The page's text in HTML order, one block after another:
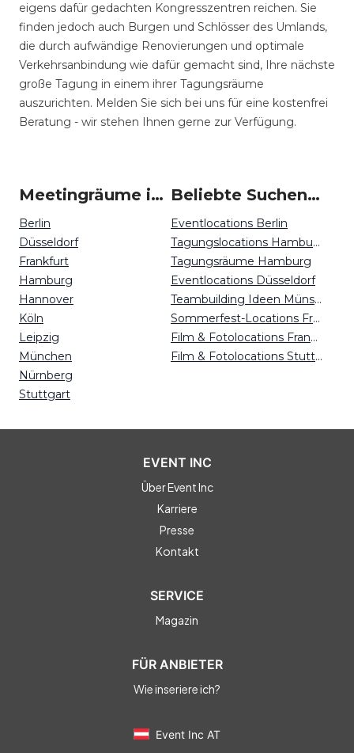
eigens dafür gedachten Kongresszentren reichen. Sie
finden jedoch auch Burgen und Schlösser des Umlands,
die durch aufwändige Renovierungen und optimale
Verkehrsanbindung wie dafür gemacht sind, Ihre nächste
große Tagung in einem ihrer Tagungsräume
auszurichten. Melden Sie sich bei uns für eine kostenfrei
Beratung - wir stehen Ihnen gerne zur Verfügung.
Meetingräume in Deutschland
Berlin
Düsseldorf
Frankfurt
Hamburg
Hannover
Köln
Leipzig
München
Nürnberg
Stuttgart
Beliebte Suchen auf Event Inc
Eventlocations Berlin
Tagungslocations Hamburg
Tagungsräume Hamburg
Eventlocations Düsseldorf
Teambuilding Ideen Münster
Sommerfest-Locations Freiburg
Film & Fotolocations Frankfurt
Film & Fotolocations Stuttgart
EVENT INC
Über Event Inc
Karriere
Presse
Kontakt
SERVICE
Magazin
FÜR ANBIETER
Wie inseriere ich?
Event Inc AT